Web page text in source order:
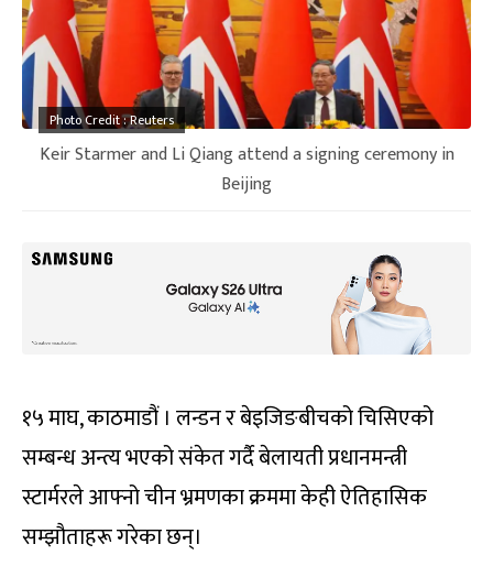
Photo Credit : Reuters
Keir Starmer and Li Qiang attend a signing ceremony in
Beijing
१५ माघ, काठमाडौं । लन्डन र बेइजिङबीचको चिसिएको
सम्बन्ध अन्त्य भएको संकेत गर्दै बेलायती प्रधानमन्त्री
स्टार्मरले आफ्नो चीन भ्रमणका क्रममा केही ऐतिहासिक
सम्झौताहरू गरेका छन्।